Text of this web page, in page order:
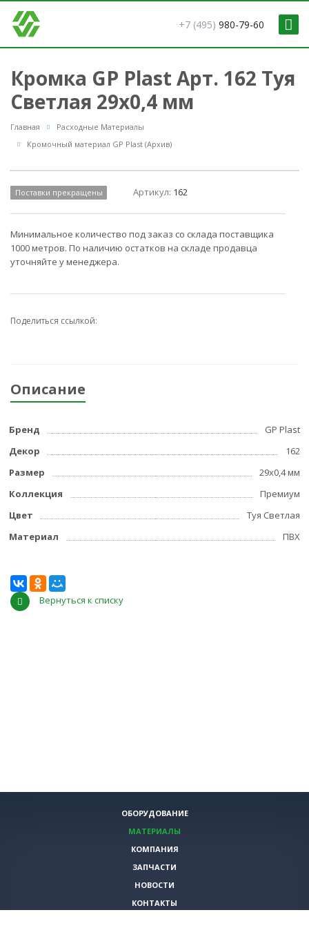
+7 (495) 980-79-60
Кромка GP Plast Арт. 162 Туя
Светлая 29x0,4 мм
Главная
Расходные Материалы
Кромочный материал GP Plast (Архив)
Поставки прекращены Артикул: 162
Минимальное количество под заказ со склада поставщика
1000 метров. По наличию остатков на складе продавца
уточняйте у менеджера.
Поделиться ссылкой:
Описание
Бренд
GP Plast
Декор
162
Размер
29x0,4 мм
Коллекция
Премиум
Цвет
Туя Светлая
Материал
ПВХ
Вернуться к списку
ОБОРУДОВАНИЕ
МАТЕРИАЛЫ
КОМПАНИЯ
ЗАПЧАСТИ
НОВОСТИ
КОНТАКТЫ